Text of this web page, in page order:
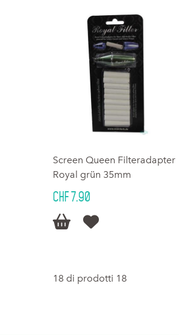
Screen Queen Filteradapter
Royal grün 35mm
CHF 7.90
 
18 di prodotti 18